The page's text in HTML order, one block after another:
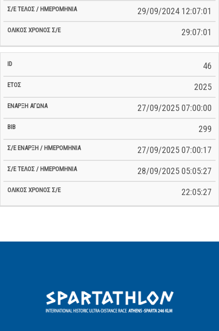
29/09/2024 12:07:01
29:07:01
46
2025
27/09/2025 07:00:00
299
27/09/2025 07:00:17
28/09/2025 05:05:27
22:05:27